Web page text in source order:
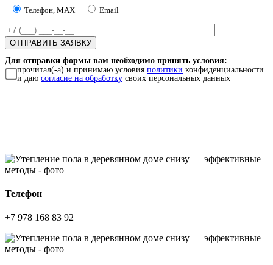
Телефон, MAX Email
Для отправки формы вам необходимо принять условия:
прочитал(-а) и принимаю условия политики конфиденциальности
и даю согласие на обработку своих персональных данных
Телефон
+7 978 168 83 92